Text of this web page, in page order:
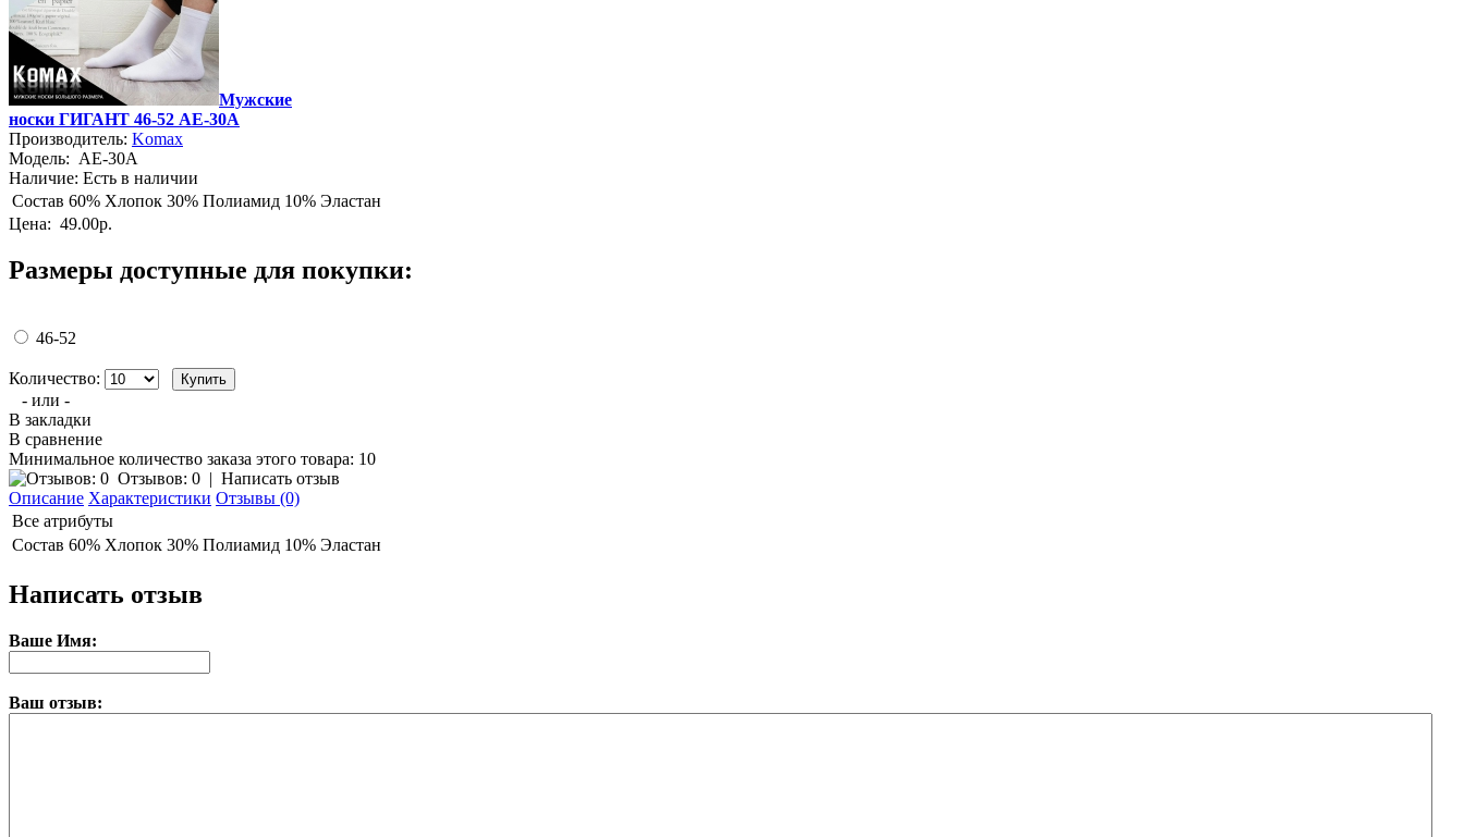
Мужские
носки ГИГАНТ 46-52 AE-30A
Производитель: Komax
Модель: AE-30A
Наличие: Есть в наличии
Состав 60% Хлопок 30% Полиамид 10% Эластан
Цена: 49.00р.
Размеры доступные для покупки:
46-52
Количество:
- или -
В закладки
В сравнение
Минимальное количество заказа этого товара: 10
Отзывов: 0 | Написать отзыв
Описание Характеристики Отзывы (0)
Все атрибуты
Состав 60% Хлопок 30% Полиамид 10% Эластан
Написать отзыв
Ваше Имя:
Ваш отзыв: